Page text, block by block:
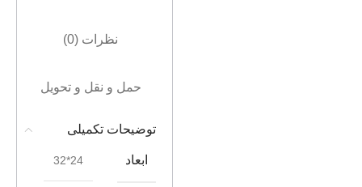
نظرات (0)
حمل و نقل و تحویل
توضیحات تکمیلی
ابعاد 24*32